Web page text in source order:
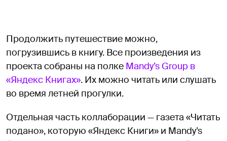
Продолжить путешествие можно,
погрузившись в книгу. Все произведения из
проекта собраны на полке Mandy’s Group в
«Яндекс Книгах». Их можно читать или слушать
во время летней прогулки.
Отдельная часть коллаборации — газета «Читать
подано», которую «Яндекс Книги» и Mandy’s